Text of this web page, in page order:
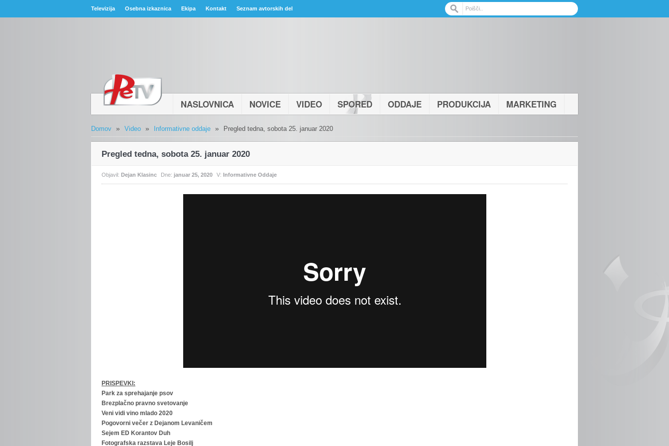
Televizija Osebna izkaznica Ekipa Kontakt Seznam avtorskih del
NASLOVNICA NOVICE VIDEO SPORED ODDAJE PRODUKCIJA MARKETING
Domov » Video » Informativne oddaje » Pregled tedna, sobota 25. januar 2020
Pregled tedna, sobota 25. januar 2020
Objavil: Dejan Klasinc Dne: januar 25, 2020 V: Informativne Oddaje
PRISPEVKI:
Park za sprehajanje psov
Brezplačno pravno svetovanje
Veni vidi vino mlado 2020
Pogovorni večer z Dejanom Levaničem
Sejem ED Korantov Duh
Fotografska razstava Leje Bosilj